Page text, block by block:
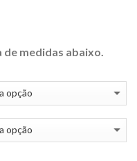
medidas abaixo.